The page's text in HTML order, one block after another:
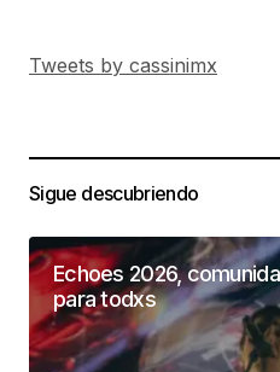
Tweets by cassinimx
Sigue descubriendo
Echoes 2026,
para todxs